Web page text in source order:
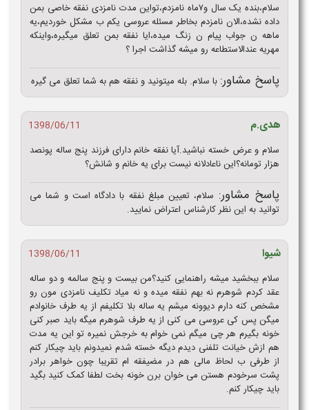
سلام،بنده یک سال و۷ماه نامزدم،تواین مدت نامزدی نفقه خاصی بمن
داده نشده،الان نامزدم بخاطر مسئله عروسی یکم ب مشکل خوردیم،یه
ماهه ن جواب پیام ن زنگ میده،ایا نفقه بمن تعلق میگیره،واینکه
مهریه عندالاستطاعه رو میشه گذاشت اجرا ؟
پاسخ مشاور: با سلام. بله میتونید و نفقه هم به شما تعلق می گیره
هدی.م
1398/06/11
سلام و عرض خسته نباشید.آیا نفقه خانم دارای فرزند پنج ساله پونصد
هزار تومانه؟این ناعادلانه نیست برای یه خانم و شانش؟
پاسخ مشاور: سلام، تعیین مبلغ نفقه با دادگاه است و شما می
توانید به این نظر کارشناس اعتراض نمایید.
شیوا
1398/06/11
سلام ببخشید میشه راهنمایی کنید؟من بیست و پنج سالمه و دو ساله
عقد کردم شوهرم نه بهم نفقه میده و نه میاد تکلیف نامزدی مون رو
مشخص کنه دارم دیوونه میشم یه ساله بلا تکلیفم از یه طرف خانوادم
میگن پس کی عروسی می کنی از یه طرف شوهرم میگه باید صبر کنی
خونه بگیرم هر چی میگم نمی خوام به خرجش نمیره تو این یه مدت
هم ازش خیانت تلفنی دیدم دیگه خسته شدم نمیدونم باید چیکار کنم
از طرفی ب لحاظ مالی هم در مضیفقه ام تقریبا چون خواهر برادر
پشت سرخودم هستن می خوان برن خونه بخت لطفا کمک کنید بگید
باید چیکار کنم.